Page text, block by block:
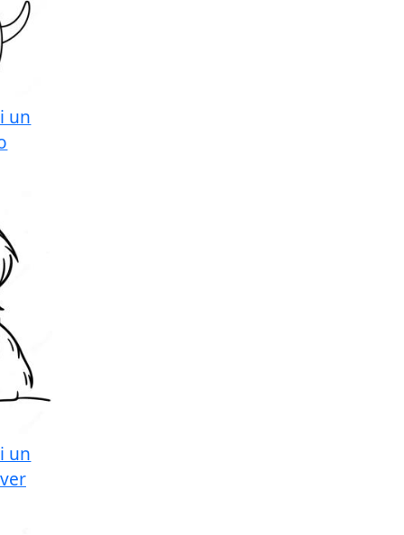
un
un